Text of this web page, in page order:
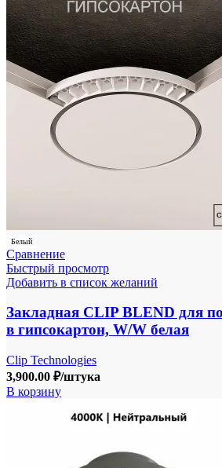
Белый
Сравнение
Быстрый просмотр
Добавить в список желаний
Закладная CLIP BLEND для
в гипсокартон, W/W белая
Clip Technologies
3,900.00 ₽/штука
В корзину